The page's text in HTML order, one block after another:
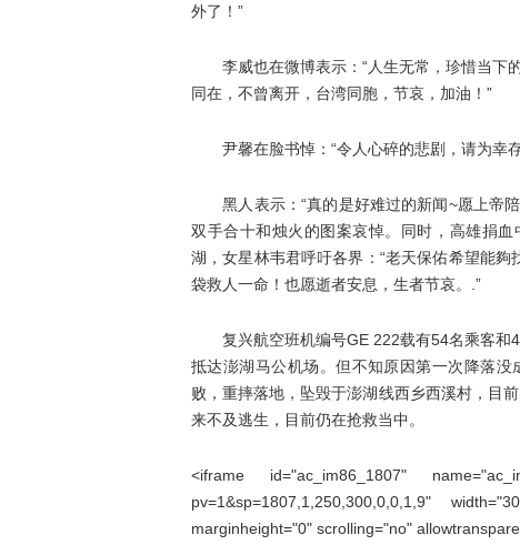
外了！”
李威也在微博表示：“人生无常，珍惜当下
同在，不曾离开，台湾同胞，节哀，加油！”
尹馨在脸书悼：“令人心碎的悲剧，请为幸
黑人表示：“真的是好难过的新闻~愿上帝陪
双手合十和烛火的图案哀悼。同时，高雄捐
湖，女星林韦君呼吁各界：“老天保佑希望能
袋救人一命！也愿逝者安息，生者节哀。.”
复兴航空班机编号GE 222载有54名乘客和4
抵达澎湖马公机场。但不知原因第一次降落
败，重摔落地，坠毁于澎湖线西乡西溪村，目
来不及逃生，目前仍在抢救当中。
<iframe id="ac_im86_1807"
pv=1&sp=1807,1,250,300,0,0,1,9"
marginheight="0" scrolling="no"